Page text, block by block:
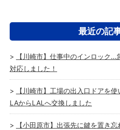
最近の記
【川崎市】仕事中のインロック…
対応しました！
【川崎市】工場の出入口ドアを
LAからLALへ交換しました
【小田原市】出張先に鍵を置き